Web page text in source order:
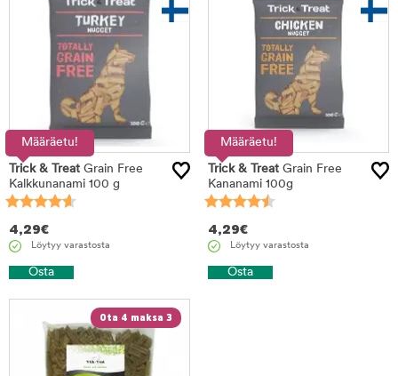
Määräetu!
Trick & Treat Grain Free
Kalkkunanami 100 g
4,29€
Löytyy varastosta
Osta
Määräetu!
Trick & Treat Grain Free
Kananami 100g
4,29€
Löytyy varastosta
Osta
Ota 4 maksa 3